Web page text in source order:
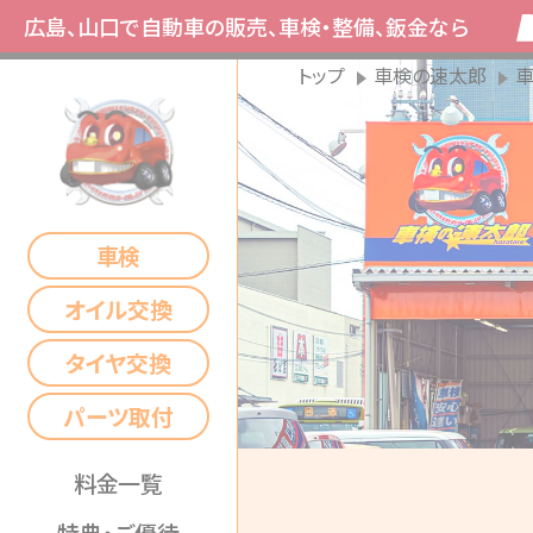
広島、山口で自動車の販売、車検・整備、鈑金なら
車検
オイル交換
タイヤ交換
パーツ取付
料金一覧
トップ 車検の速太郎